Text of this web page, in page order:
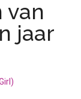
van
jaar